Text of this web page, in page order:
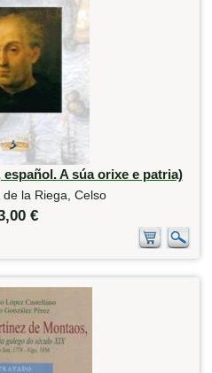
A súa orixe e patria)
la Riega, Celso
€